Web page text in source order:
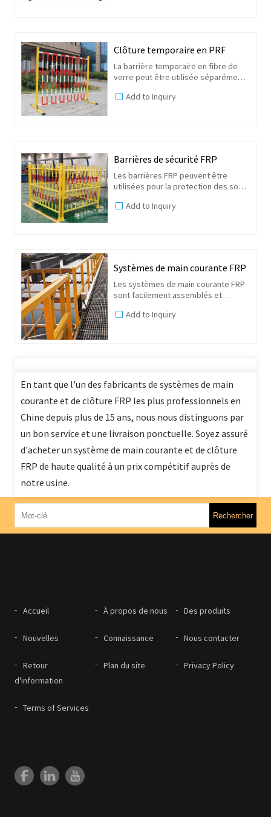
Clôture temporaire en PRF
La barrière temporaire en fibre de
verre peut être utilisée séparément
combinées, qui sont utilisées pour
Add to Inquiry
Barrières de sécurité FRP
Les barrières FRP peuvent être
utilisées pour la protection des sous-
électriques et de la construction
Add to Inquiry
Systèmes de main courante FRP
Les systèmes de main courante FRP
sont facilement assemblés et
fibre de verre pultrudés durables et
Add to Inquiry
En tant que l'un des fabricants de systèmes de main
courante et de clôture FRP les plus professionnels en
Chine depuis plus de 15 ans, nous nous distinguons par
un bon service et une livraison ponctuelle. Soyez assuré
d'acheter un système de main courante et de clôture
FRP de haute qualité à un prix compétitif auprès de
notre usine.
Accueil À propos de nous Des produits
Nouvelles Connaissance Nous contacter
Retour
d'information
Plan du site Privacy Policy
Terms of Services